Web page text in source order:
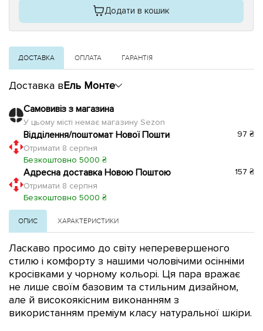
Додати в кошик
ДОСТАВКА ОПЛАТА ГАРАНТІЯ
Доставка вЕль Монте
Самовивіз з магазина
У цьому місті немає магазину Sezon
Відділення/поштомат Нової Пошти
Отримати 8 серпня
Безкоштовно 5000 ₴
97 ₴
Адресна доставка Новою Поштою
Отримати 8 серпня
Безкоштовно 5000 ₴
157 ₴
ОПИС ХАРАКТЕРИСТИКИ
Ласкаво просимо до світу неперевершеного
стилю і комфорту з нашими чоловічими осінніми
кросівками у чорному кольорі. Ця пара вражає
не лише своїм базовим та стильним дизайном,
але й високоякісним виконанням з
використанням преміум класу натуральної шкіри.